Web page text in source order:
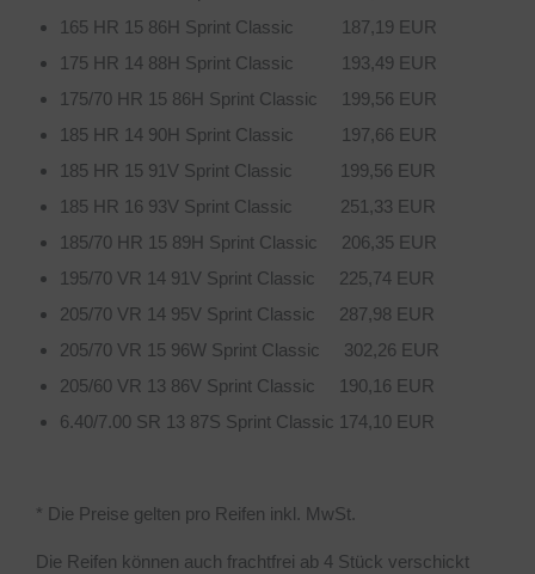
165 HR 15 86H Sprint Classic 187,19 EUR
175 HR 14 88H Sprint Classic 193,49 EUR
175/70 HR 15 86H Sprint Classic 199,56 EUR
185 HR 14 90H Sprint Classic 197,66 EUR
185 HR 15 91V Sprint Classic 199,56 EUR
185 HR 16 93V Sprint Classic 251,33 EUR
185/70 HR 15 89H Sprint Classic 206,35 EUR
195/70 VR 14 91V Sprint Classic 225,74 EUR
205/70 VR 14 95V Sprint Classic 287,98 EUR
205/70 VR 15 96W Sprint Classic 302,26 EUR
205/60 VR 13 86V Sprint Classic 190,16 EUR
6.40/7.00 SR 13 87S Sprint Classic 174,10 EUR
* Die Preise gelten pro Reifen inkl. MwSt.
Die Reifen können auch frachtfrei ab 4 Stück verschickt